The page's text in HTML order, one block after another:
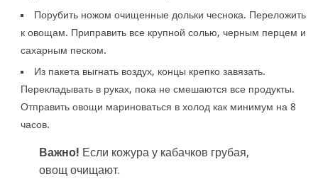
Порубить ножом очищенные дольки чеснока. Переложить
к овощам. Приправить все крупной солью, черным перцем и
сахарным песком.
Из пакета выгнать воздух, концы крепко завязать.
Перекладывать в руках, пока не смешаются все продукты.
Отправить овощи мариноваться в холод как минимум на 8
часов.
Важно! Если кожура у кабачков грубая,
овощ очищают.